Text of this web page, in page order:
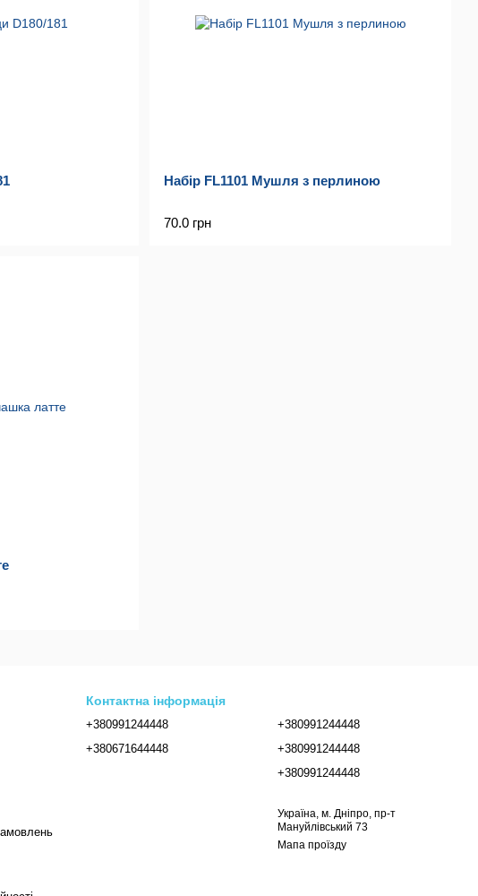
Набір FL1101 Мушля з перлиною
70.0 грн
Контактна інформація
+380991244448
+380671644448
+380991244448
+380991244448
+380991244448
Україна, м. Дніпро, пр-т
Мануйлівський 73
Мапа проїзду